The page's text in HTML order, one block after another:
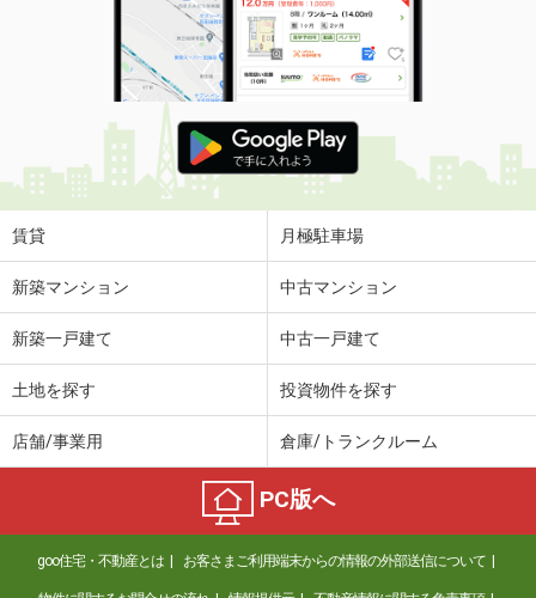
賃貸 月極駐車場
新築マンション 中古マンション
新築一戸建て 中古一戸建て
土地を探す 投資物件を探す
店舗/事業用 倉庫/トランクルーム
PC版へ
goo住宅・不動産とは お客さまご利用端末からの情報の外部送信について